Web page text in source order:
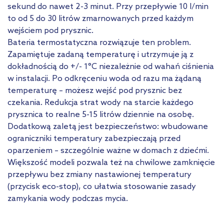
sekund do nawet 2-3 minut. Przy przepływie 10 l/min
to od 5 do 30 litrów zmarnowanych przed każdym
wejściem pod prysznic.
Bateria termostatyczna rozwiązuje ten problem.
Zapamiętuje zadaną temperaturę i utrzymuje ją z
dokładnością do +/- 1°C niezależnie od wahań ciśnienia
w instalacji. Po odkręceniu woda od razu ma żądaną
temperaturę – możesz wejść pod prysznic bez
czekania. Redukcja strat wody na starcie każdego
prysznica to realne 5-15 litrów dziennie na osobę.
Dodatkową zaletą jest bezpieczeństwo: wbudowane
ograniczniki temperatury zabezpieczają przed
oparzeniem – szczególnie ważne w domach z dziećmi.
Większość modeli pozwala też na chwilowe zamknięcie
przepływu bez zmiany nastawionej temperatury
(przycisk eco-stop), co ułatwia stosowanie zasady
zamykania wody podczas mycia.